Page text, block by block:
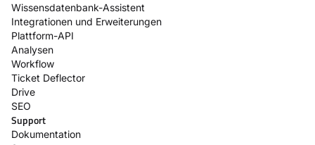
Wissensdatenbank-Assistent
Integrationen und Erweiterungen
Plattform-API
Analysen
Workflow
Ticket Deflector
Drive
SEO
Support
Dokumentation